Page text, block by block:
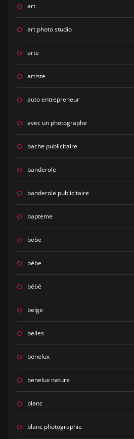
art
art photo studio
arte
artiste
auto entrepreneur
avec un photographe
bache publicitaire
banderole
banderole publicitaire
bapteme
bebe
bébe
bébé
belge
belles
benelux
benelux nature
blanc
blanc photographie